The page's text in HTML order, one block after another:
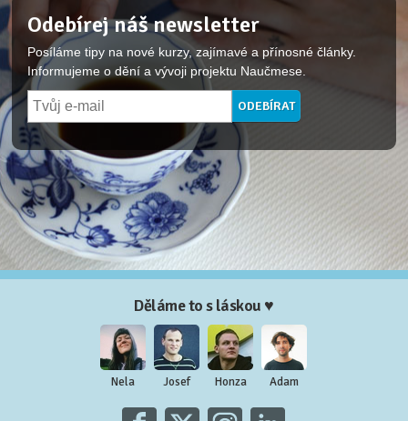
Odebírej náš newsletter
Posíláme tipy na nové kurzy, zajímavé a přínosné články.
Informujeme o dění a vývoji projektu Naučmese.
Děláme to s láskou ♥
Nela Josef Honza Adam